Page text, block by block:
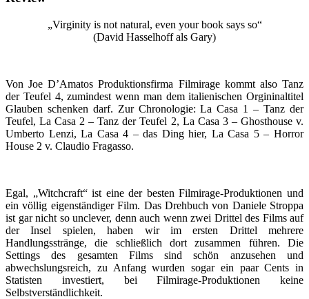
„Virginity is not natural, even your book says so“
(David Hasselhoff als Gary)
Von Joe D’Amatos Produktionsfirma Filmirage kommt also Tanz
der Teufel 4, zumindest wenn man dem italienischen Orgininaltitel
Glauben schenken darf. Zur Chronologie: La Casa 1 – Tanz der
Teufel, La Casa 2 – Tanz der Teufel 2, La Casa 3 – Ghosthouse v.
Umberto Lenzi, La Casa 4 – das Ding hier, La Casa 5 – Horror
House 2 v. Claudio Fragasso.
Egal, „Witchcraft“ ist eine der besten Filmirage-Produktionen und
ein völlig eigenständiger Film. Das Drehbuch von Daniele Stroppa
ist gar nicht so unclever, denn auch wenn zwei Drittel des Films auf
der Insel spielen, haben wir im ersten Drittel mehrere
Handlungsstränge, die schließlich dort zusammen führen. Die
Settings des gesamten Films sind schön anzusehen und
abwechslungsreich, zu Anfang wurden sogar ein paar Cents in
Statisten investiert, bei Filmirage-Produktionen keine
Selbstverständlichkeit.